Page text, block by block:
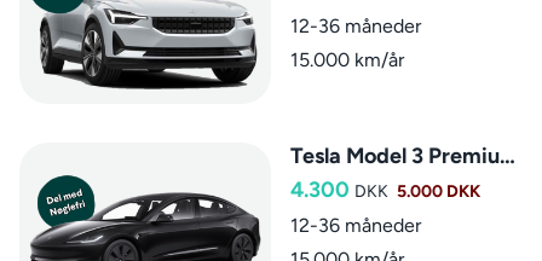
12-36 måneder
15.000 km/år
Tesla Model 3 Premium LR RWD
4.300 DKK 5.000 DKK
12-36 måneder